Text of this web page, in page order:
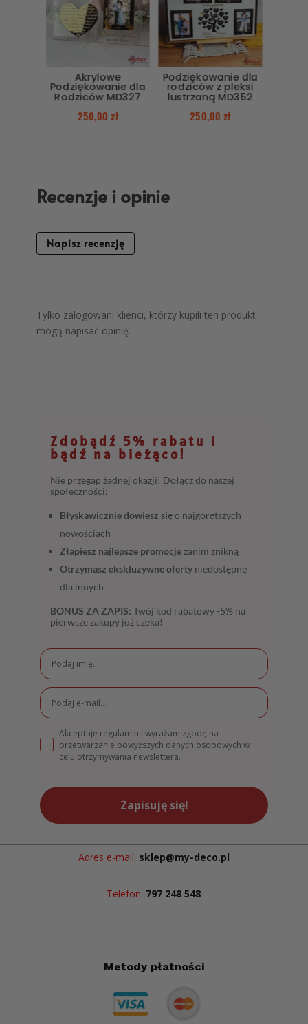
Akrylowe
Podziękowanie dla
Rodziców MD327
250,00zł
Podziękowanie dla
rodziców z pleksi
lustrzaną MD352
250,00 zł
Recenzje i opinie
Napisz recenzję
Tylko zalogowani klienci, którzy kupili ten produkt
mogą napisać opinię.
Zdobądź 5% rabatu i
bądź na bieżąco!
Nie przegap żadnej okazji! Dołącz do naszej
społeczności:
Błyskawicznie dowiesz sięo najgorętszych
nowościach
Złapiesz najlepsze promocje zanim znikną
Otrzymasz ekskluzywne oferty niedostępne
dla innych
BONUS ZA ZAPIS: Twój kod rabatowy -5% na
pierwsze zakupy już czeka!
Akceptuję regulamin i wyrażam zgodę na
przetwarzanie powyższych danych osobowych w
celu otrzymywania newslettera.
Zapisuję się!
Adres e-mail: sklep@my-deco.pl
Telefon: 797 248 548
Metody płatności